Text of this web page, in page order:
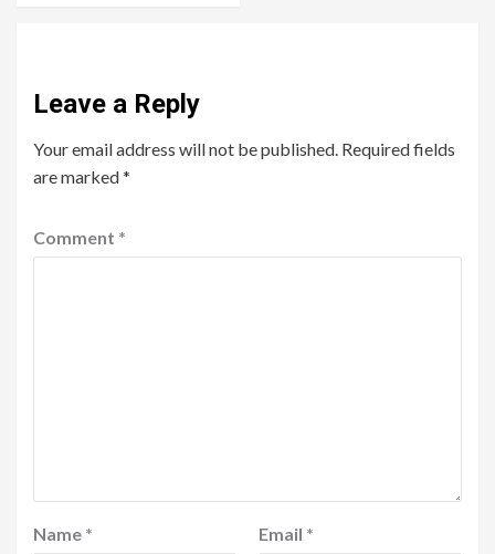
Leave a Reply
Your email address will not be published. Required fields
are marked*
Comment *
Name * Email *